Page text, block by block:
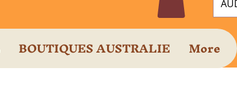
BOUTIQUES AUSTRALIE More